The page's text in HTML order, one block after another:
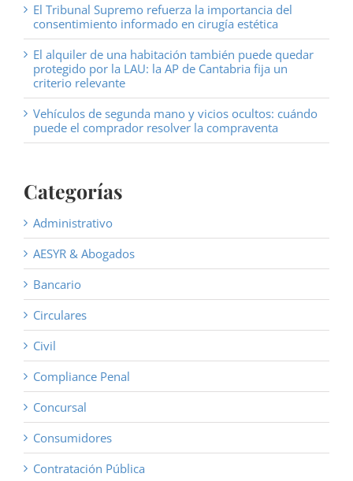
El Tribunal Supremo refuerza la importancia del
consentimiento informado en cirugía estética
El alquiler de una habitación también puede quedar
protegido por la LAU: la AP de Cantabria fija un
criterio relevante
Vehículos de segunda mano y vicios ocultos: cuándo
puede el comprador resolver la compraventa
Categorías
Administrativo
AESYR & Abogados
Bancario
Circulares
Civil
Compliance Penal
Concursal
Consumidores
Contratación Pública